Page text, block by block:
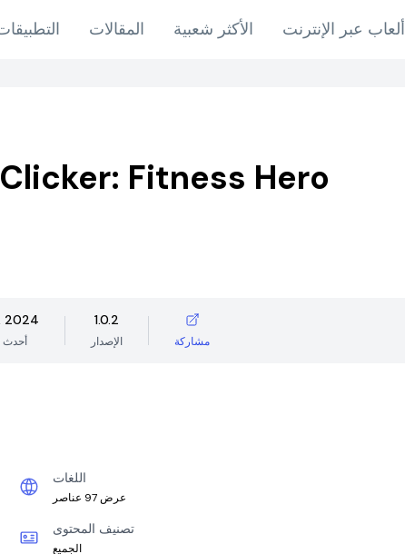
المقالات الأكثر شعبية ألعاب عبر الإنترنت
Fitness Hero
2024
أحدث
1.0.2
الإصدار مشاركة
اللغات
عرض 97 عناصر
تصنيف المحتوى
الجميع